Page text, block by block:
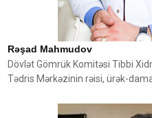
Rəşad Mahmudov
Dövlət Gömrük Komitəsi Tibbi
Tədris Mərkəzinin rəisi, ürək-